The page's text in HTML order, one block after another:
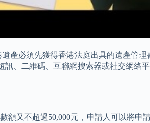
產必須先獲得香港法庭出具的遺產管
、二維碼、互聯網搜索器或社交網絡
又不超過50,000元，申請人可以將